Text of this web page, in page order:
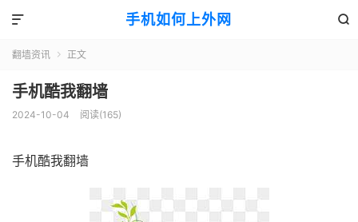
手机如何上外网 

翻墙资讯  正文
手机酷我翻墙
2024-10-04 阅读(165)
手机酷我翻墙